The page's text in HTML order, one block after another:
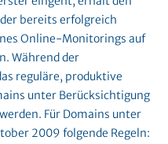
bereits erfolgreich
Online-Monitorings auf
Während der
reguläre, produktive
unter Berücksichtigung
Für Domains unter
2009 folgende Regeln: